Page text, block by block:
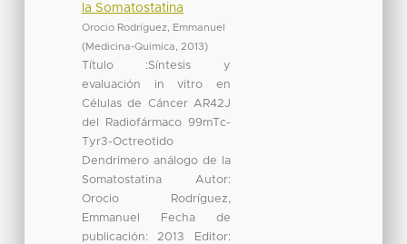
la Somatostatina
Orocio Rodríguez, Emmanuel
(Medicina-Quimica 2013)
Título :Síntesis y
evaluación in vitro en
Células de Cáncer AR42J
del Radiofármaco 99mTc-
Tyr3-Octreotido
Dendrimero análogo de la
Somatostatina Autor:
Orocio Rodríguez,
Emmanuel Fecha de
publicación: 2013 Editor: